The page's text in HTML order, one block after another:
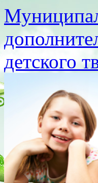
детского